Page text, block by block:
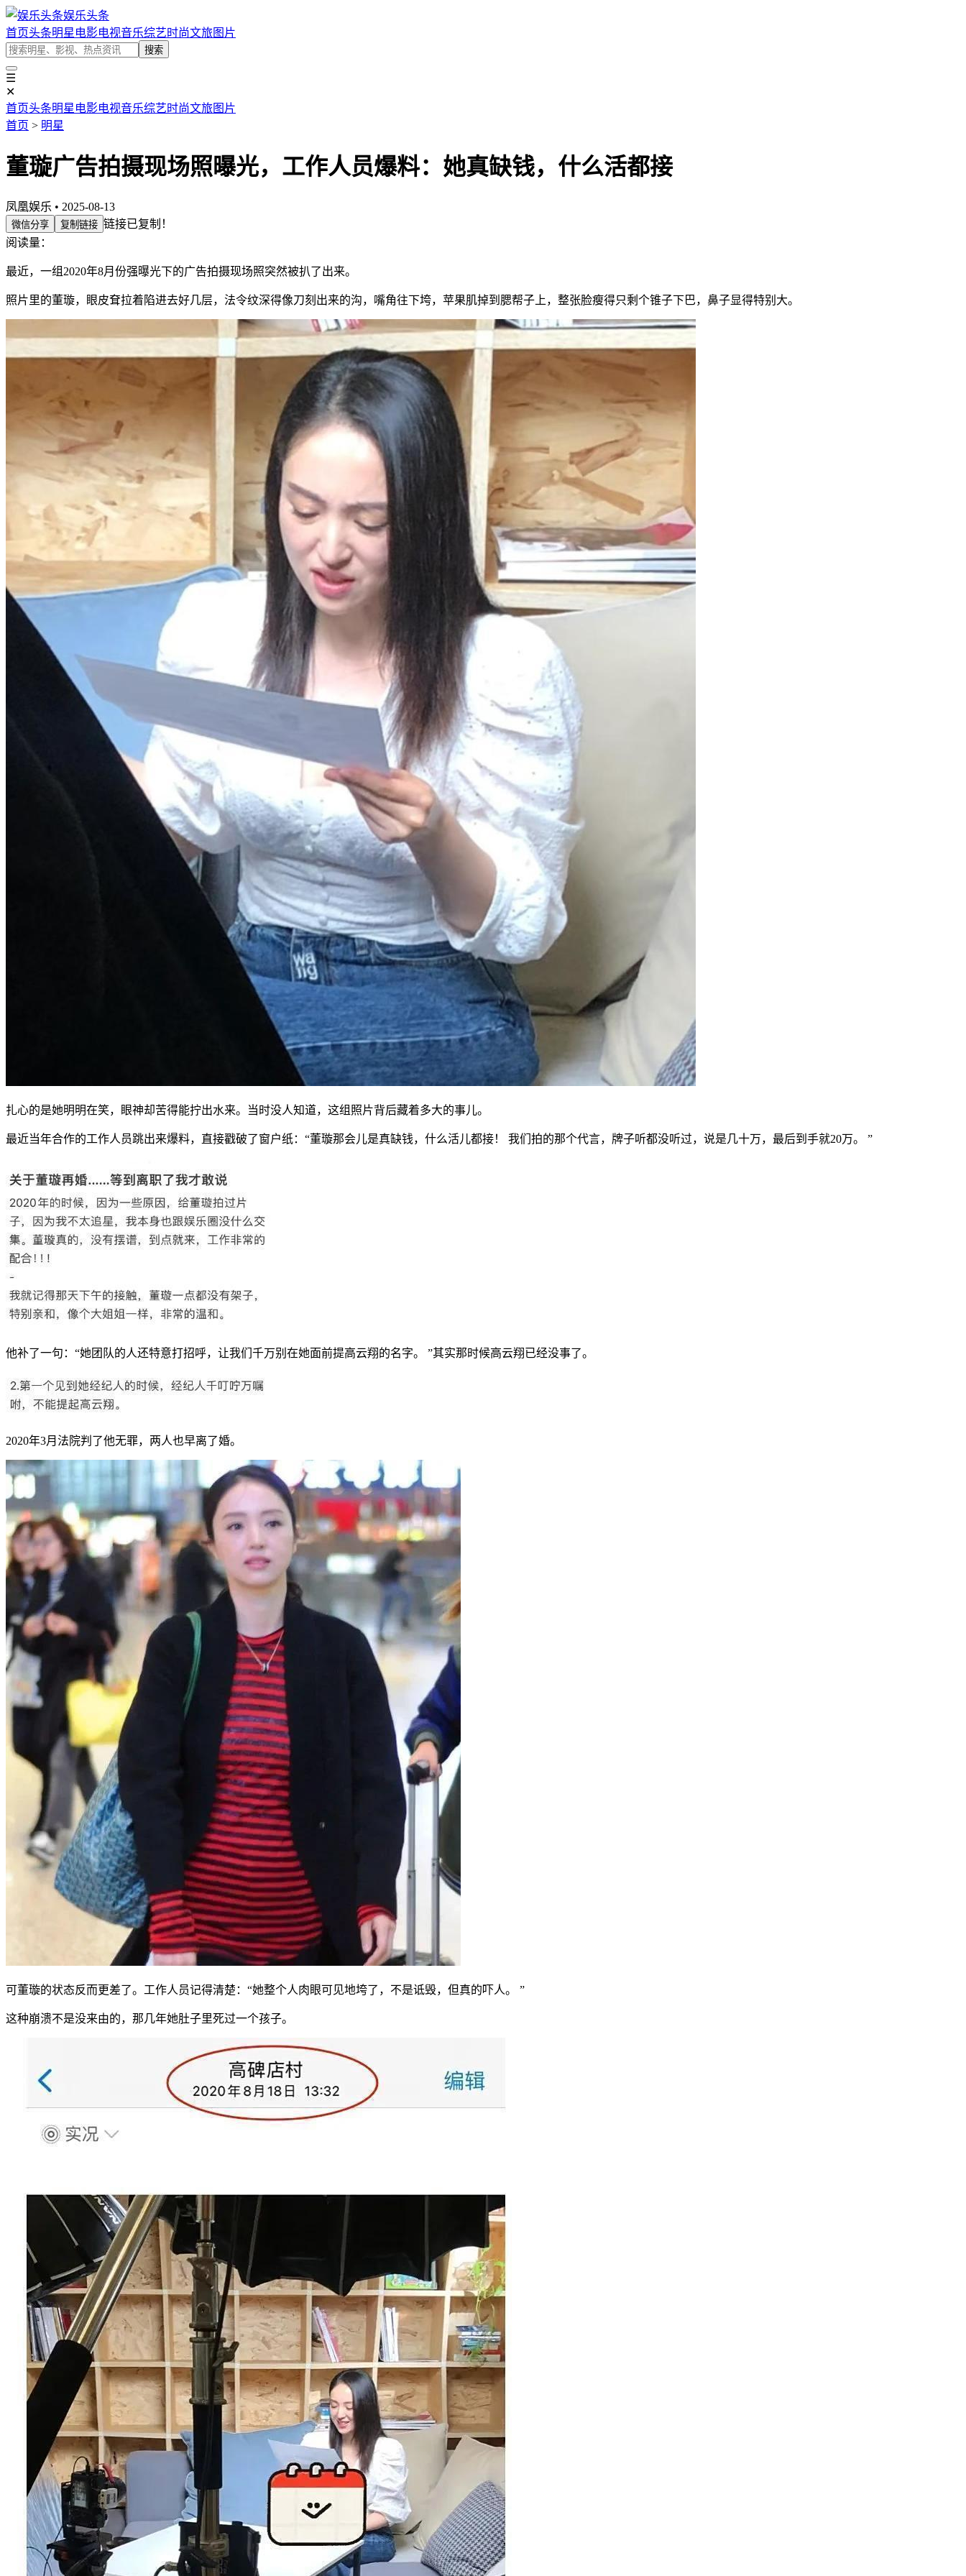
娱乐头条
首页头条明星 电影电视音乐综艺时尚文旅图片
搜索
☰
✕
首页头条明星 电影电视音乐综艺时尚文旅图片
首页 > 明星
董璇广告拍摄现场照曝光，工作人员爆料：她真缺钱，什么活都接
凤凰娱乐 • 2025-08-13
微信分享 复制链接 链接已复制！
阅读量：
最近，一组2020年8月份强曝光下的广告拍摄现场照突然被扒了出来。
照片里的董璇，眼皮耷拉着陷进去好几层，法令纹深得像刀刻出来的沟，嘴角往下垮，苹果肌掉到腮帮子上，整张脸瘦得只剩个锥子下巴，鼻子显得特别大。
扎心的是她明明在笑，眼神却苦得能拧出水来。当时没人知道，这组照片背后藏着多大的事儿。
最近当年合作的工作人员跳出来爆料，直接戳破了窗户纸：“董璇那会儿是真缺钱，什么活儿都接！ 我们拍的那个代言，牌子听都没听过，说是几十万，最后到手就20万。 ”
他补了一句：“她团队的人还特意打招呼，让我们千万别在她面前提高云翔的名字。 ”其实那时候高云翔已经没事了。
2020年3月法院判了他无罪，两人也早离了婚。
可董璇的状态反而更差了。工作人员记得清楚：“她整个人肉眼可见地垮了，不是诋毁，但真的吓人。 ”
这种崩溃不是没来由的，那几年她肚子里死过一个孩子。